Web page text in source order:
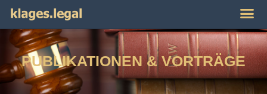
PUBLIKATIONEN & VORTRÄGE